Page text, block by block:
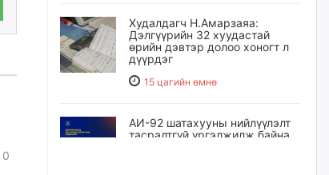
0
Худалдагч Н.Амарзаяа:
Дэлгүүрийн 32 хуудастай
өрийн дэвтэр долоо хоногт л
дүүрдэг
15 цагийн өмнө
АИ-92 шатахууны нийлүүлэлт
тасралтгүй үргэлжилж байна